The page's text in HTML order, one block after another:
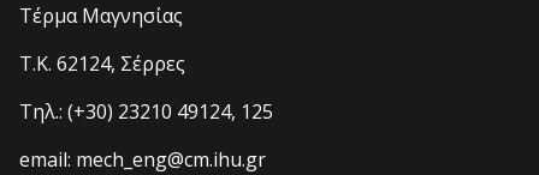
Τέρμα Μαγνησίας
T.K. 62124, Σέρρες
Τηλ.: (+30) 23210 49124, 125
email: mech_eng@cm.ihu.gr